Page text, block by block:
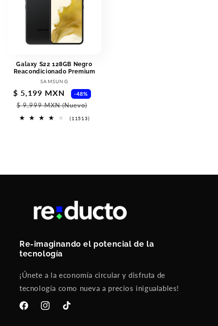
Galaxy S22 128GB Negro
Reacondicionado Premium
Proveedor:
SAMSUNG
Precio
de
oferta
$ 5,199 MXN -48%
$ 9,999 MXN(Nuevo)
(11513)11513
Re-imaginando el potencial de la
tecnología
¡Únete a la economía circular y disfruta de
tecnología como nueva a precios inigualables!
FacebookInstagramTikTok